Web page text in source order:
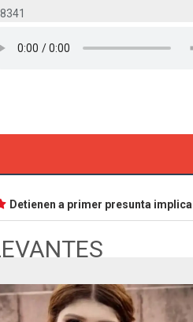
a primer presunta implicada